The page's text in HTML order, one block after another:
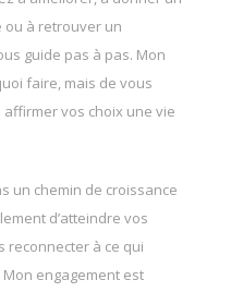
ou à retrouver un
guide pas à pas. Mon
faire, mais de vous
vos choix une vie
un chemin de croissance
d’atteindre vos
reconnecter à ce qui
engagement est